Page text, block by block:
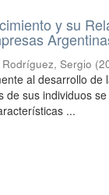
y su
Rodríguez, Sergio (
al desarrollo
de sus individuos
...